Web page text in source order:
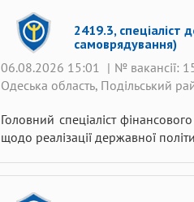
2419.3, спеціаліст
самоврядування)
06.08.2026 15:01 | № вакансії:
Одеська область, Подільський
Головний спеціаліст
щодо реалізації державної